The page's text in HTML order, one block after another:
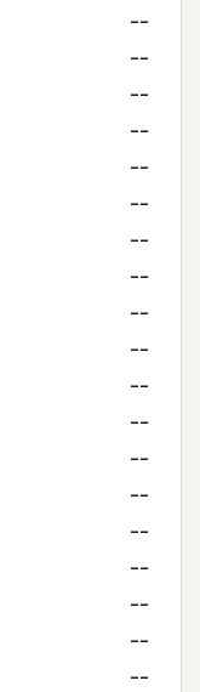
--
--
--
--
--
--
--
--
--
--
--
--
--
--
--
--
--
--
--